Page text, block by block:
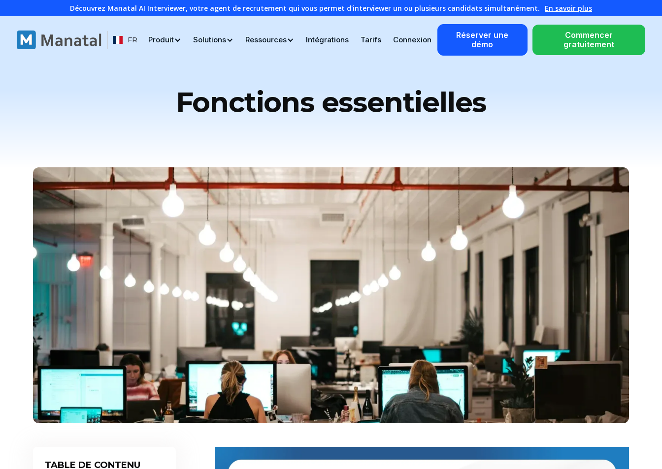
Découvrez Manatal AI Interviewer, votre agent de recrutement qui vous permet d'interviewer un ou plusieurs candidats simultanément. En savoir plus
FR Produit Solutions Ressources Intégrations Tarifs Connexion
Réserver une
démo
Commencer
gratuitement
Fonctions essentielles
TABLE DE CONTENU